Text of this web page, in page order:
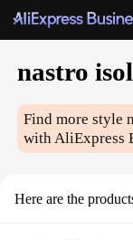
nastro
Find more style
with AliExpress
Here are the